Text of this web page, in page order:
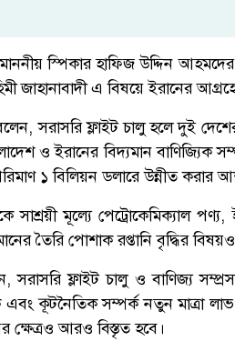
স্পিকার হাফিজ উদ্দিন আহমদের
জাহানাবাদী এ বিষয়ে ইরানের
বলেন, সরাসরি ফ্লাইট চালু হলে দুই
ও ইরানের বিদ্যমান বাণিজ্যিক
পরিমাণ ১ বিলিয়ন ডলারে উন্নীত করার
মূল্যে পেট্রোকেমিক্যাল
তৈরি পোশাক রপ্তানি বৃদ্ধির
সরাসরি ফ্লাইট চালু ও বাণিজ্য
এবং কূটনৈতিক সম্পর্ক নতুন মাত্রা
ক্ষেত্রও আরও বিস্তৃত হবে।